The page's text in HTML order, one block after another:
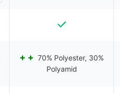
70% Polyester, 30%
Polyamid